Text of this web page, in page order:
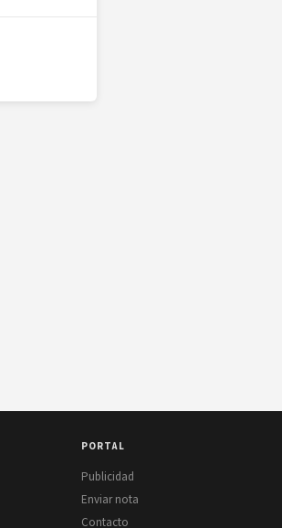
PORTAL
Publicidad
Enviar nota
Contacto